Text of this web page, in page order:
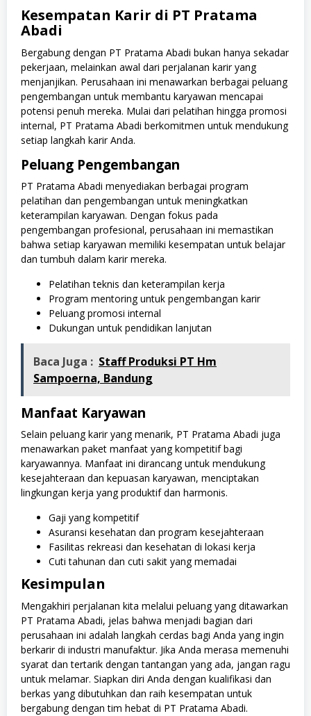
Kesempatan Karir di PT Pratama
Abadi
Bergabung dengan PT Pratama Abadi bukan hanya sekadar
pekerjaan, melainkan awal dari perjalanan karir yang
menjanjikan. Perusahaan ini menawarkan berbagai peluang
pengembangan untuk membantu karyawan mencapai
potensi penuh mereka. Mulai dari pelatihan hingga promosi
internal, PT Pratama Abadi berkomitmen untuk mendukung
setiap langkah karir Anda.
Peluang Pengembangan
PT Pratama Abadi menyediakan berbagai program
pelatihan dan pengembangan untuk meningkatkan
keterampilan karyawan. Dengan fokus pada
pengembangan profesional, perusahaan ini memastikan
bahwa setiap karyawan memiliki kesempatan untuk belajar
dan tumbuh dalam karir mereka.
Pelatihan teknis dan keterampilan kerja
Program mentoring untuk pengembangan karir
Peluang promosi internal
Dukungan untuk pendidikan lanjutan
Baca Juga : Staff Produksi PT Hm
Sampoerna, Bandung
Manfaat Karyawan
Selain peluang karir yang menarik, PT Pratama Abadi juga
menawarkan paket manfaat yang kompetitif bagi
karyawannya. Manfaat ini dirancang untuk mendukung
kesejahteraan dan kepuasan karyawan, menciptakan
lingkungan kerja yang produktif dan harmonis.
Gaji yang kompetitif
Asuransi kesehatan dan program kesejahteraan
Fasilitas rekreasi dan kesehatan di lokasi kerja
Cuti tahunan dan cuti sakit yang memadai
Kesimpulan
Mengakhiri perjalanan kita melalui peluang yang ditawarkan
PT Pratama Abadi, jelas bahwa menjadi bagian dari
perusahaan ini adalah langkah cerdas bagi Anda yang ingin
berkarir di industri manufaktur. Jika Anda merasa memenuhi
syarat dan tertarik dengan tantangan yang ada, jangan ragu
untuk melamar. Siapkan diri Anda dengan kualifikasi dan
berkas yang dibutuhkan dan raih kesempatan untuk
bergabung dengan tim hebat di PT Pratama Abadi.